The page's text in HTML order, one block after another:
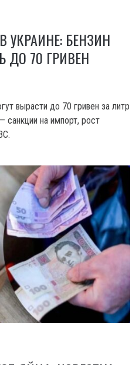
БЕНЗИН
ДО 70 ГРИВЕН
вырасти до 70 гривен за литр
санкции на импорт, рост